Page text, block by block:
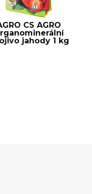
CS AGRO
jahody 1 kg